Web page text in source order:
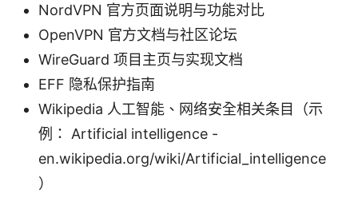
NordVPN 官方页面说明与功能对比
OpenVPN 官方文档与社区论坛
WireGuard 项目主页与实现文档
EFF 隐私保护指南
Wikipedia 人工智能、网络安全相关条目（示
例： Artificial intelligence -
en.wikipedia.org/wiki/Artificial_intelligence
）